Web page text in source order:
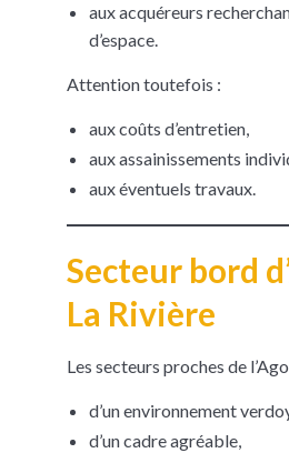
aux acquéreurs
d’espace.
Attention toutefois :
aux coûts d’entretien,
aux assainissements
aux éventuels travaux.
Secteur bord
La Rivière
Les secteurs proches de
d’un environnement
d’un cadre agréable,